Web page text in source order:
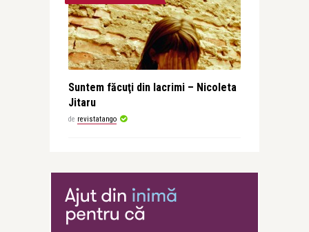
Suntem făcuţi din lacrimi – Nicoleta
Jitaru
de revistatango